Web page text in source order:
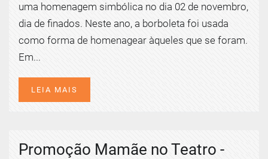
uma homenagem simbólica no dia 02 de novembro,
dia de finados. Neste ano, a borboleta foi usada
como forma de homenagear àqueles que se foram.
Em...
LEIA MAIS
Promoção Mamãe no Teatro -